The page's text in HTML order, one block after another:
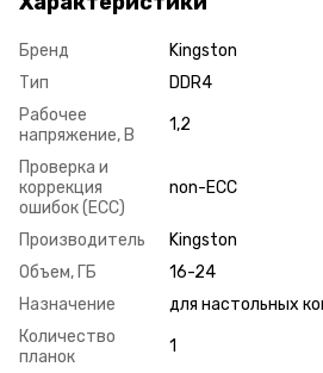
Бренд
Kingston
Тип
DDR4
Рабочее
напряжение, В
1,2
Проверка и
коррекция
ошибок (ECC)
non-ECC
Производитель
Kingston
Объем, ГБ
16-24
Назначение
для настольных
Количество
планок
1